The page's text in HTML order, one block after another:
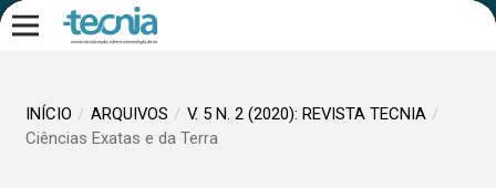
INÍCIO / ARQUIVOS / V. 5 N. 2 (2020): REVISTA TECNIA /
Ciências Exatas e da Terra